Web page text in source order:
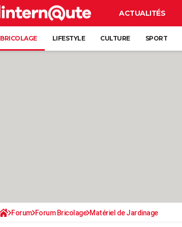
ACTUALITÉS
BRICOLAGE LIFESTYLE CULTURE SPORT
Forum Forum Bricolage Matériel de Jardinage